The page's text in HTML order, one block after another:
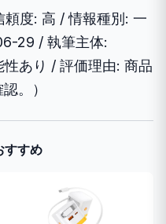
頼度: 高 / 情報種別: 一
29 / 執筆主体:
あり / 評価理由: 商品
。）
すすめ